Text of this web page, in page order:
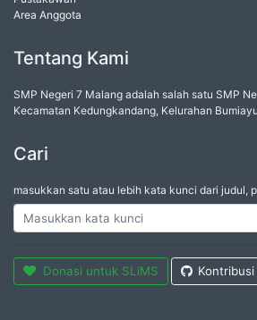
Area Anggota
Tentang Kami
SMP Negeri 7 Malang adalah salah satu SMP
Kecamatan Kedungkandang, Kelurahan
Cari
masukkan satu atau lebih kata kunci dari judul,
Donasi untuk SLiMS